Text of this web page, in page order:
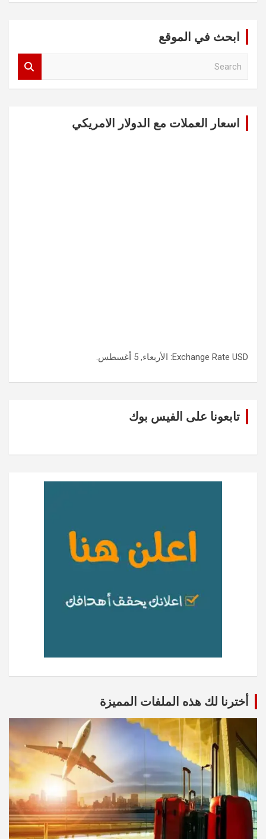
ابحث في الموقع
اسعار العملات مع الدولار الامريكي
Exchange Rate USD : الأربعاء, 5 أغسطس.
تابعونا على الفيس بوك
أخترنا لك هذه الملفات المميزة